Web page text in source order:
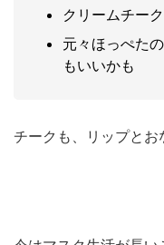
クリームチー
元々ほっぺた
もいいかも
チークも、リップとお